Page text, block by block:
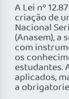
A Lei nº
criação de
Nacional
(Anasem), a
com
os
estudantes.
aplicados,
a